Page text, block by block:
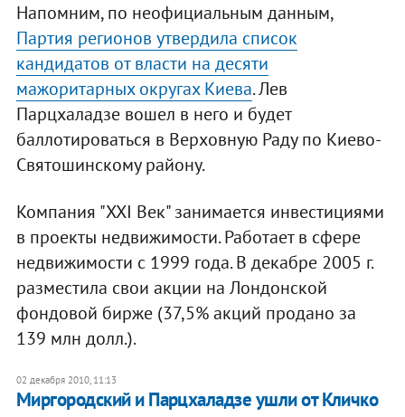
Напомним, по неофициальным данным,
Партия регионов утвердила список
кандидатов от власти на десяти
мажоритарных округах Киева. Лев
Парцхаладзе вошел в него и будет
баллотироваться в Верховную Раду по Киево-
Святошинскому району.
Компания "XXI Век" занимается инвестициями
в проекты недвижимости. Работает в сфере
недвижимости с 1999 года. В декабре 2005 г.
разместила свои акции на Лондонской
фондовой бирже (37,5% акций продано за
139 млн долл.).
02 декабря 2010, 11:13
Миргородский и Парцхаладзе ушли от Кличко